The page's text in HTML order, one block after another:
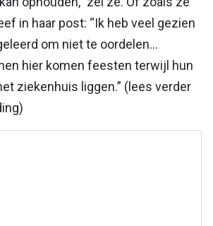
in haar post: “Ik heb veel gezien
om niet te oordelen…
hier komen feesten terwijl hun
ziekenhuis liggen.” (lees verder